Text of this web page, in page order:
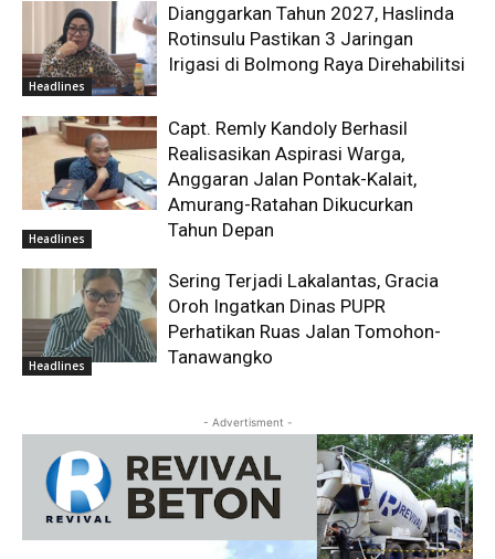
Headlines
Dianggarkan Tahun 2027, Haslinda
Rotinsulu Pastikan 3 Jaringan
Irigasi di Bolmong Raya Direhabilitsi
Headlines
Capt. Remly Kandoly Berhasil
Realisasikan Aspirasi Warga,
Anggaran Jalan Pontak-Kalait,
Amurang-Ratahan Dikucurkan
Tahun Depan
Headlines
Sering Terjadi Lakalantas, Gracia
Oroh Ingatkan Dinas PUPR
Perhatikan Ruas Jalan Tomohon-
Tanawangko
- Advertisment -